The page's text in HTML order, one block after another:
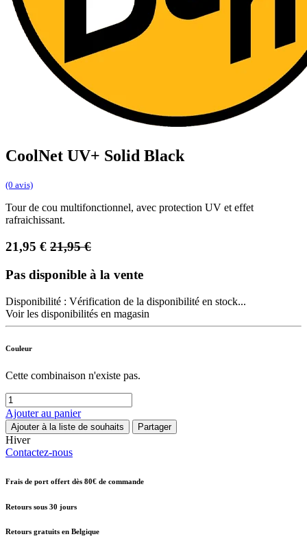
CoolNet UV+ Solid Black
(0 avis)
Tour de cou multifonctionnel, avec protection UV et effet
rafraichissant.
21,95 € 21,95€
Pas disponible à la vente
Disponibilité : Vérification de la disponibilité en stock...
Voir les disponibilités en magasin
Couleur
Cette combinaison n'existe pas.
Ajouter au panier
Ajouter à la liste de souhaits Partager
Hiver
Contactez-nous
Frais de port offert dès 80€ de commande
Retours sous 30 jours
Retours gratuits en Belgique